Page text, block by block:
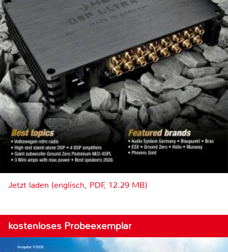
Jetzt laden (englisch, PDF, 12.29 MB)
kostenloses Probeexemplar